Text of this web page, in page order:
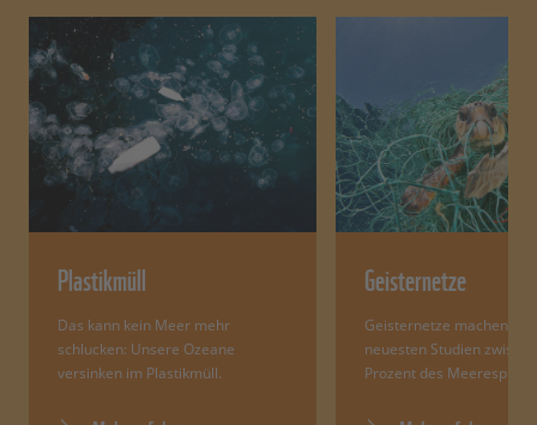
Plastikmüll
Das kann kein Meer mehr
schlucken: Unsere Ozeane
versinken im Plastikmüll.
Geisternetze
Geisternetze machen
neuesten Studien
Prozent des